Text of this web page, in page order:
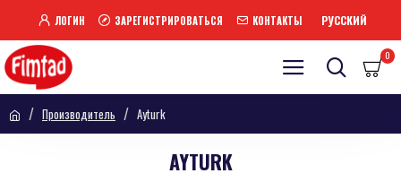
ЛОГИН ЗАРЕГИСТРИРОВАТЬСЯ КОНТАКТЫ РУССКИЙ
0
Производитель Ayturk
AYTURK